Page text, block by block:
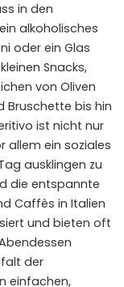
in den
alkoholisches
oder ein Glas
Snacks,
von Oliven
Bruschette bis hin
ist nicht nur
allem ein soziales
ausklingen zu
die entspannte
Caffès in Italien
und bieten oft
der
einfachen,